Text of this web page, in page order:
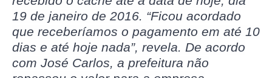
19 de janeiro de 2016. “Ficou acordado
que receberíamos o pagamento em até 10
dias e até hoje nada”, revela. De acordo
com José Carlos, a prefeitura não